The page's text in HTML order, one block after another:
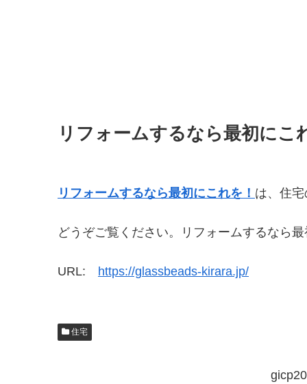
リフォームするなら最初にこ
リフォームするなら最初にこれを！ は、住宅
どうぞご覧ください。リフォームするなら
URL: https://glassbeads-kirara.jp/
住宅